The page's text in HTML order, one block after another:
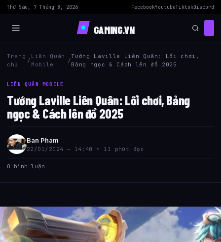
Thứ Sáu, 7 Tháng 8, 2026 FacebookYoutubeTiktokDiscord
GAMING.VN
Trang
chủ
/
Liên Quân
Mobile
/
Tướng Laville Liên Quân: Lối chơi,
Bảng ngọc & Cách lên đồ 2025
LIÊN QUÂN MOBILE
Tướng Laville Liên Quân: Lối chơi, Bảng
ngọc & Cách lên đồ 2025
Ban Pham
22/01/2024 — 14:40 • 11 phút đọc
0 bình luận